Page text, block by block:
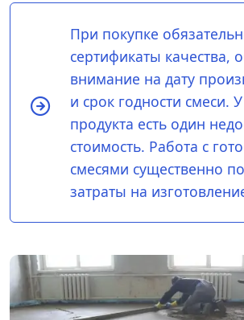
При покупке
сертификаты качества,
внимание на дату
и срок годности смеси.
продукта есть один
стоимость. Работа с
смесями существенно
затраты на